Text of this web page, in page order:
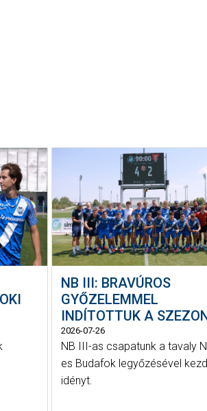
NB III: BRAVÚROS
GYŐZELEMMEL
INDÍTOTTUK A
2026-07-26
NB III-as csapatunk a tavaly
es Budafok legyőzésével
idényt.